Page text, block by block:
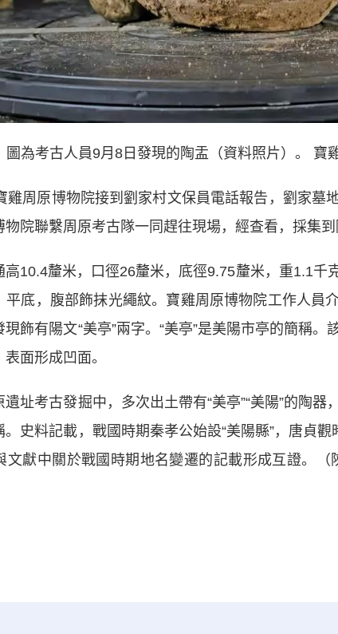
圖為考古人員9月8日發現的陶盂（資料照片）。 寶
原博物院接到劉家村文保員電話報告，劉家墓
院聯繫周原考古隊一同趕往現場，經查看，採集到
釐米，口徑26釐米，底徑9.75釐米，重1.1千克
平底，腹部飾抹光繩紋。寶雞周原博物院工作人員
飾有陽文“美亭”兩字。“美亭”是美陽市亭的簡稱。
面形成凹面。
考古發掘中，多次出土帶有“美亭”“美陽”的陶器
。史料記載，戰國時期秦孝公始設“美陽縣”，唐貞觀
文獻中關於戰國時期地名變遷的記載形成互證。